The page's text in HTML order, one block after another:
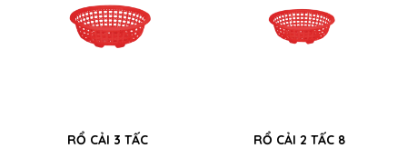
RỔ CẢI 3 TẤC RỔ CẢI 2 TẤC 8